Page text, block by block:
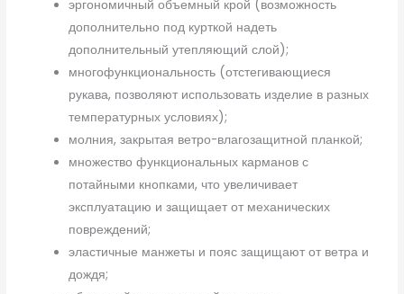
эргономичный объемный крой (возможность
дополнительно под курткой надеть
дополнительный утепляющий слой);
многофункциональность (отстегивающиеся
рукава, позволяют использовать изделие в разных
температурных условиях);
молния, закрытая ветро-влагозащитной планкой;
множество функциональных карманов с
потайными кнопками, что увеличивает
эксплуатацию и защищает от механических
повреждений;
эластичные манжеты и пояс защищают от ветра и
дождя;